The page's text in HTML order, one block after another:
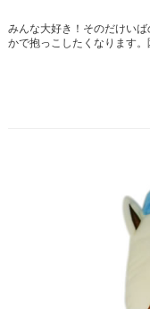
みんな大好き！そのだけい
かで抱っこしたくなります